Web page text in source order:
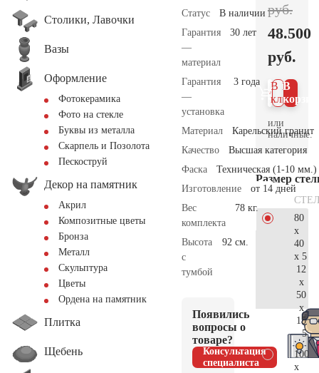
Столики, Лавочки
Вазы
Оформление
Фотокерамика
Фото на стекле
Буквы из металла
Скарпель и Позолота
Пескоструй
Декор на памятник
Акрил
Композитные цветы
Бронза
Металл
Скульптура
Цветы
Ордена на памятник
Плитка
Щебень
Статус
В наличии
Гарантия
—
материал
30 лет
Гарантия
—
установка
3 года
Материал
Карельский гранит
Качество
Высшая категория
Фаска
Техническая (1-10 мм.)
Изготовление
от 14 дней
Вес
комплекта
78 кг.
Высота
с
тумбой
92 см.
Появились
вопросы о
товаре?
Консультация
специалиста
руб.
48.500
руб.
В
В 1
клик
или
наличные.
Размер
80
x
40
x 5
12
x
50
x
15
100
x